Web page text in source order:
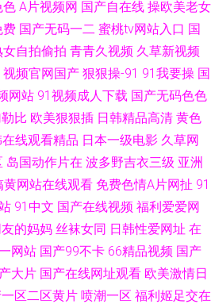
色 A片视频网 国产自在线 操欧美老女
费 国产无码一二 蜜桃tv网站入口 国
女自拍偷拍 青青久视频 久草新视频
视频官网国产 狠狠操-91 91我要操 国
网站 91视频成人下载 国产无码色色
比 欧美狠狠插 日韩精品高清 黄色
在线观看精品 日本一级电影 久草网
岛国动作片在 波多野吉衣三级 亚洲
黄网站在线观看 免费色情A片网扯 91
91中文 国产在线视频 福利爱爱网
的妈妈 丝袜女同 日韩性爱网址 在
网站 国产99不卡 66精品视频 国产
大片 国产在线网址观看 欧美激情日
区二区黄片 喷潮一区 福利姬足交在